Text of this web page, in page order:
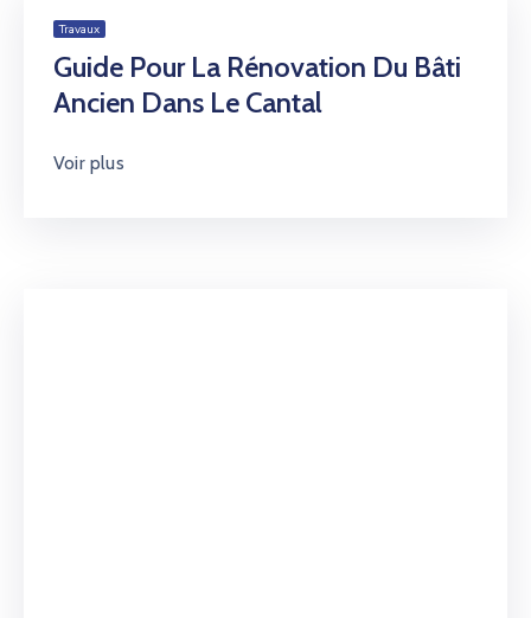
Travaux
Guide Pour La Rénovation Du Bâti
Ancien Dans Le Cantal
Voir plus